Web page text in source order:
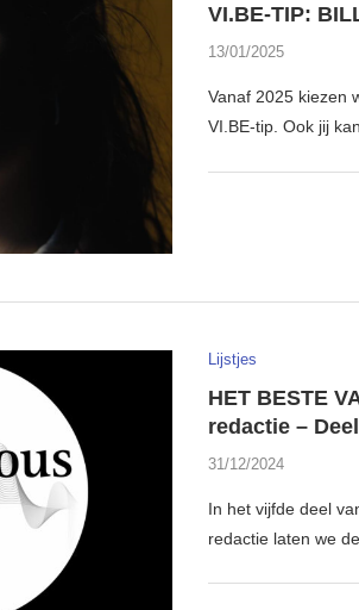
VI.BE-TIP:
13/01/2025
Vanaf 2025 kiezen
VI.BE-tip. Ook jij
Lijstjes
HET BESTE
redactie –
31/12/2024
In het vijfde deel
redactie laten we